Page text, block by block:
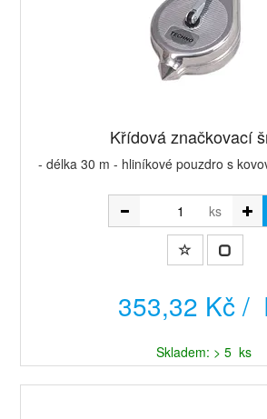
Křídová značkovací
- délka 30 m - hliníkové pouzdro s
ks
353,32 Kč /
Skladem: > 5 ks